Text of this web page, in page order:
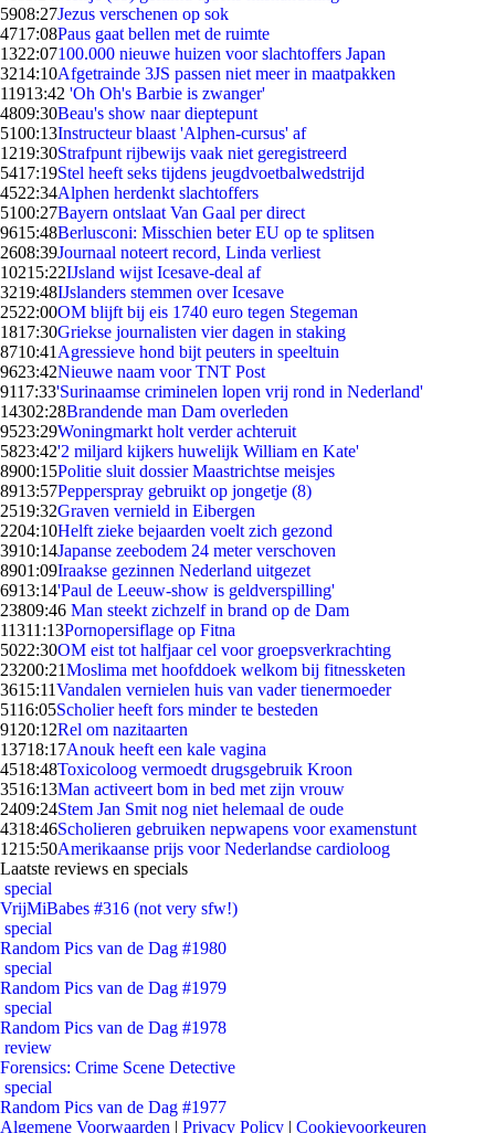
5908:27Jezus verschenen op sok
4717:08Paus gaat bellen met de ruimte
1322:07100.000 nieuwe huizen voor slachtoffers Japan
3214:10Afgetrainde 3JS passen niet meer in maatpakken
11913:42 'Oh Oh's Barbie is zwanger'
4809:30Beau's show naar dieptepunt
5100:13Instructeur blaast 'Alphen-cursus' af
1219:30Strafpunt rijbewijs vaak niet geregistreerd
5417:19Stel heeft seks tijdens jeugdvoetbalwedstrijd
4522:34Alphen herdenkt slachtoffers
5100:27Bayern ontslaat Van Gaal per direct
9615:48Berlusconi: Misschien beter EU op te splitsen
2608:39Journaal noteert record, Linda verliest
10215:22IJsland wijst Icesave-deal af
3219:48IJslanders stemmen over Icesave
2522:00OM blijft bij eis 1740 euro tegen Stegeman
1817:30Griekse journalisten vier dagen in staking
8710:41 Agressieve hond bijt peuters in speeltuin
9623:42Nieuwe naam voor TNT Post
9117:33'Surinaamse criminelen lopen vrij rond in Nederland'
14302:28Brandende man Dam overleden
9523:29Woningmarkt holt verder achteruit
5823:42'2 miljard kijkers huwelijk William en Kate'
8900:15Politie sluit dossier Maastrichtse meisjes
8913:57Pepperspray gebruikt op jongetje (8)
2519:32Graven vernield in Eibergen
2204:10Helft zieke bejaarden voelt zich gezond
3910:14Japanse zeebodem 24 meter verschoven
8901:09Iraakse gezinnen Nederland uitgezet
6913:14'Paul de Leeuw-show is geldverspilling'
23809:46 Man steekt zichzelf in brand op de Dam
11311:13Pornopersiflage op Fitna
5022:30OM eist tot halfjaar cel voor groepsverkrachting
23200:21Moslima met hoofddoek welkom bij fitnessketen
3615:11Vandalen vernielen huis van vader tienermoeder
5116:05Scholier heeft fors minder te besteden
91 20:12Rel om nazitaarten
13718:17Anouk heeft een kale vagina
4518:48Toxicoloog vermoedt drugsgebruik Kroon
3516:13Man activeert bom in bed met zijn vrouw
2409:24Stem Jan Smit nog niet helemaal de oude
4318:46Scholieren gebruiken nepwapens voor examenstunt
1215:50Amerikaanse prijs voor Nederlandse cardioloog
Laatste reviews en specials
special
VrijMiBabes #316 (not very sfw!)
special
Random Pics van de Dag #1980
special
Random Pics van de Dag #1979
special
Random Pics van de Dag #1978
review
Forensics: Crime Scene Detective
special
Random Pics van de Dag #1977
Algemene Voorwaarden | Privacy Policy | Cookievoorkeuren